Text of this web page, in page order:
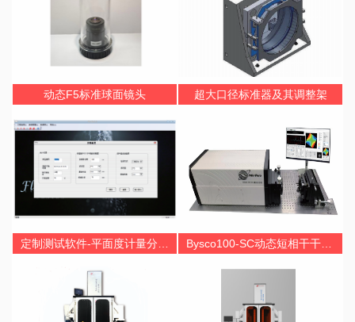
动态F5标准球面镜头 超大口径标准器及其调整架